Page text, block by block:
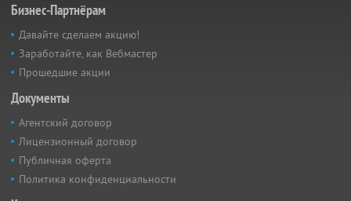
Бизнес-Партнёрам
Давайте сделаем акцию!
Заработайте, как Вебмастер
Прошедшие акции
Документы
Агентский договор
Лицензионный договор
Публичная оферта
Политика конфиденциальности